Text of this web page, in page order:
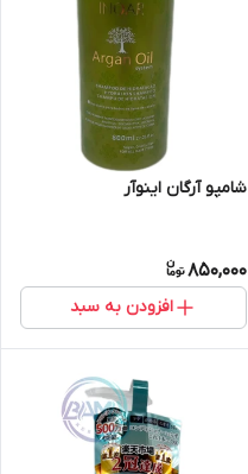
شامپو آرگان اینوآر
850,000
افزودن به سبد